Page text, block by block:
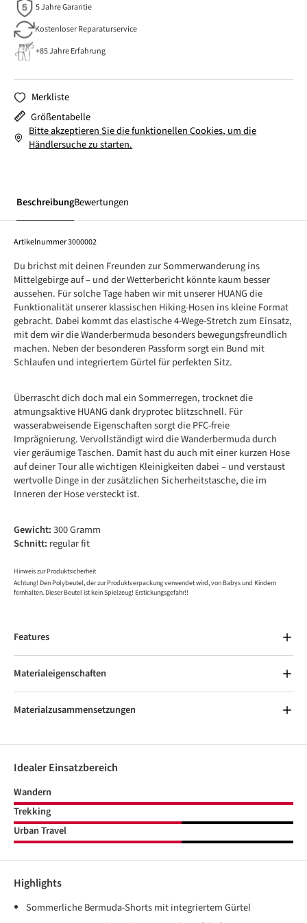
5 Jahre Garantie
Kostenloser Reparaturservice
+85 Jahre Erfahrung
Merkliste
Größentabelle
Bitte akzeptieren Sie die funktionellen Cookies, um die
Händlersuche zu starten.
BeschreibungBewertungen
Artikelnummer3000002
Du brichst mit deinen Freunden zur Sommerwanderung ins
Mittelgebirge auf – und der Wetterbericht könnte kaum besser
aussehen. Für solche Tage haben wir mit unserer HUANG die
Funktionalität unserer klassischen Hiking-Hosen ins kleine Format
gebracht. Dabei kommt das elastische 4-Wege-Stretch zum Einsatz,
mit dem wir die Wanderbermuda besonders bewegungsfreundlich
machen. Neben der besonderen Passform sorgt ein Bund mit
Schlaufen und integriertem Gürtel für perfekten Sitz.
Überrascht dich doch mal ein Sommerregen, trocknet die
atmungsaktive HUANG dank dryprotec blitzschnell. Für
wasserabweisende Eigenschaften sorgt die PFC-freie
Imprägnierung. Vervollständigt wird die Wanderbermuda durch
vier geräumige Taschen. Damit hast du auch mit einer kurzen Hose
auf deiner Tour alle wichtigen Kleinigkeiten dabei – und verstaust
wertvolle Dinge in der zusätzlichen Sicherheitstasche, die im
Inneren der Hose versteckt ist.
Gewicht:300 Gramm
Schnitt: regular fit
Hinweis zur Produktsicherheit
Achtung! Den Polybeutel, der zur Produktverpackung verwendet wird, von Babys und Kindern
fernhalten. Dieser Beutel ist kein Spielzeug! Erstickungsgefahr!!
Features
Materialeigenschaften
Materialzusammensetzungen
Idealer Einsatzbereich
Wandern
Trekking
Urban Travel
Highlights
Sommerliche Bermuda-Shorts mit integriertem Gürtel